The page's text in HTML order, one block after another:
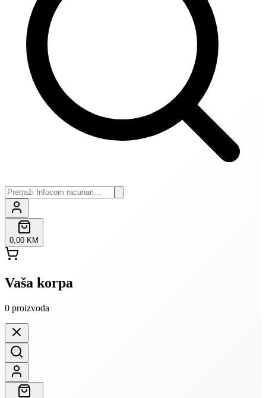
0,00 KM
Vaša korpa
0 proizvoda